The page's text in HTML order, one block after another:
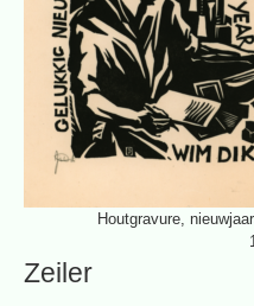
Houtgravure,
Zeiler